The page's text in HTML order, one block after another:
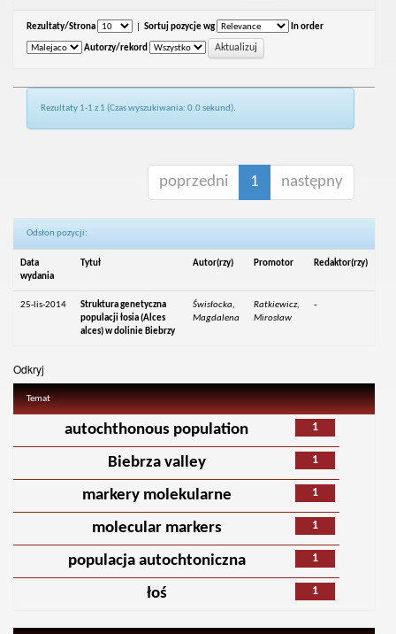
Rezultaty/Strona Sortuj pozycje wg In order
Autorzy/rekord
Rezultaty 1-1 z 1 (Czas wyszukiwania: 0.0 sekund).
poprzedni 1 następny
Odsłon pozycji:
Data
wydania
Tytuł Autor(rzy) Promotor Redaktor(rzy)
25-lis-2014
Struktura genetyczna
populacji łosia (Alces
alces) w dolinie Biebrzy
Świsłocka,
Magdalena
Ratkiewicz,
Mirosław
-
Odkryj
Temat
1
autochthonous population
1
Biebrza valley
1
markery molekularne
1
molecular markers
1
populacja autochtoniczna
1
łoś